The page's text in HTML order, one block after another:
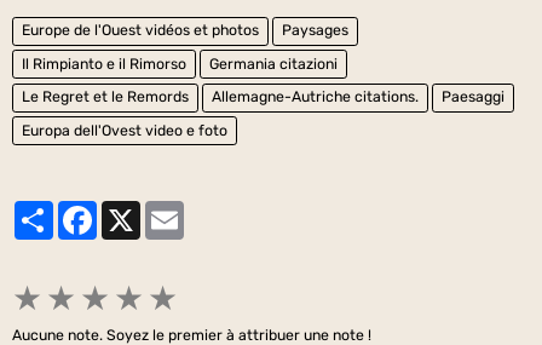
Europe de l'Ouest vidéos et photos
Paysages
Il Rimpianto e il Rimorso
Germania citazioni
Le Regret et le Remords
Allemagne-Autriche citations.
Paesaggi
Europa dell'Ovest video e foto
PartagerFacebook
X
★ ★ ★ ★ ★
Aucune note. Soyez le premier à attribuer une note !